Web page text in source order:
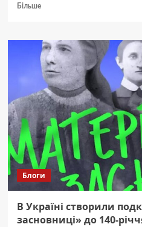
БільшеДокладніше
Росії
заборонила
«пропаганду
чайлдфрі»
Блоги
В Україні створили
засновниці» до 140-